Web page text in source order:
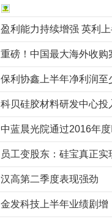
盈利能力持续增强 英利
重磅！中国最大海外收
保利协鑫上半年净利润至
科贝硅胶材料研发中心投
中蓝晨光院通过2016年
员工变股东：硅宝真正实
汉高第二季度表现强劲
金发科技上半年业绩剧增